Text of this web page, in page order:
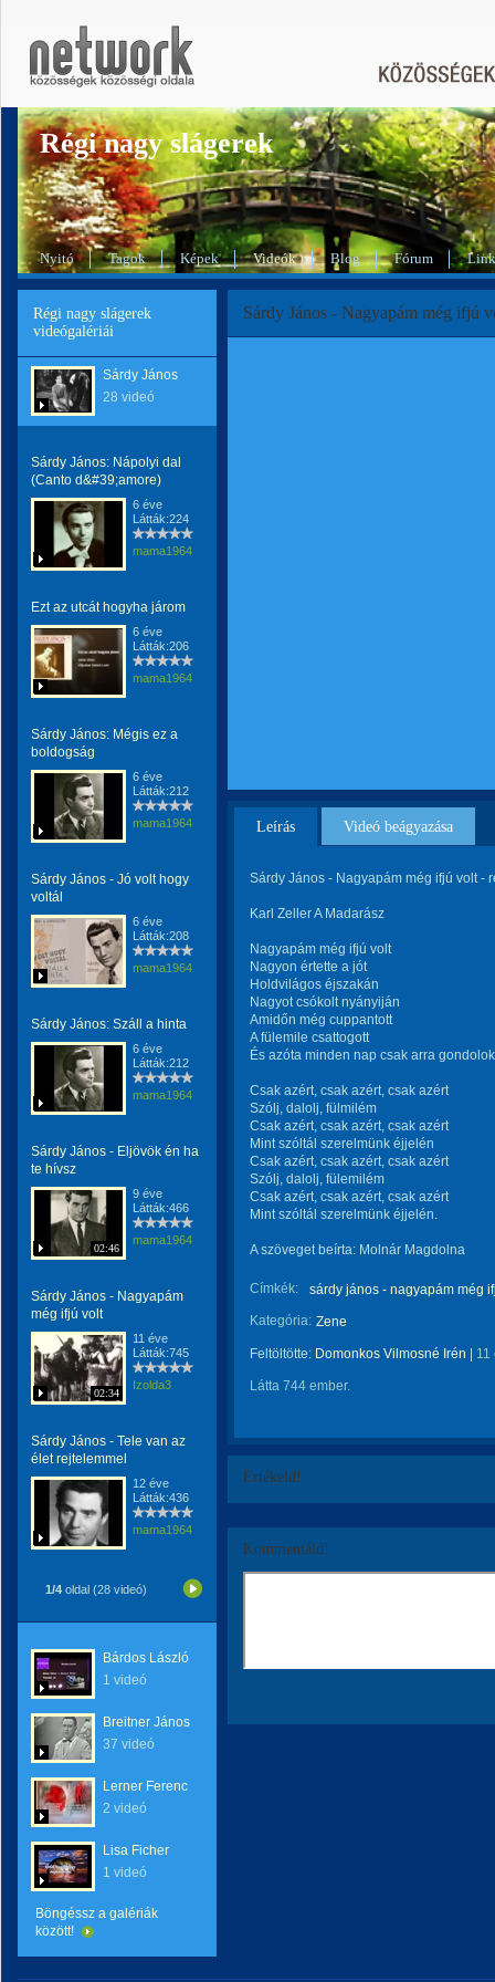
Régi nagy slágerek
Nyitó Tagok Képek Videók Blog Fórum
Régi nagy slágerek
videógalériái
Sárdy János
28 videó
Sárdy János: Nápolyi dal
(Canto d&#39;amore)
6 éve
Látták:224
mama1964
Ezt az utcát hogyha járom
6 éve
Látták:206
mama1964
Sárdy János: Mégis ez a
boldogság
6 éve
Látták:212
mama1964
Sárdy János - Jó volt hogy
voltál
6 éve
Látták:208
mama1964
Sárdy János: Száll a hinta
6 éve
Látták:212
mama1964
Sárdy János - Eljövök én ha
te hívsz
02:46
9 éve
Látták:466
mama1964
Sárdy János - Nagyapám
még ifjú volt
02:34
11 éve
Látták:745
Izolda3
Sárdy János - Tele van az
élet rejtelemmel
12 éve
Látták:436
mama1964
1/4 oldal (28 videó)
Bárdos László
1 videó
Breitner János
37 videó
Lerner Ferenc
2 videó
Lisa Ficher
1 videó
Böngéssz a galériák
között!
Sárdy János - Nagyapám még ifjú
Leírás Videó beágyazása
Sárdy János - Nagyapám még ifjú volt -
Karl Zeller A Madarász
Nagyapám még ifjú volt
Nagyon értette a jót
Holdvilágos éjszakán
Nagyot csókolt nyányiján
Amidőn még cuppantott
A fülemile csattogott
És azóta minden nap csak arra gondolok
Csak azért, csak azért, csak azért
Szólj, dalolj, fülmilém
Csak azért, csak azért, csak azért
Mint szóltál szerelmünk éjjelén
Csak azért, csak azért, csak azért
Szólj, dalolj, fülemilém
Csak azért, csak azért, csak azért
Mint szóltál szerelmünk éjjelén.
A szöveget beírta: Molnár Magdolna
Címkék:
sárdy jános - nagyapám még
Kategória: Zene
Feltöltötte: Domonkos Vilmosné Irén 11
Látta 744 ember.
Értékeld!
Kommentáld!